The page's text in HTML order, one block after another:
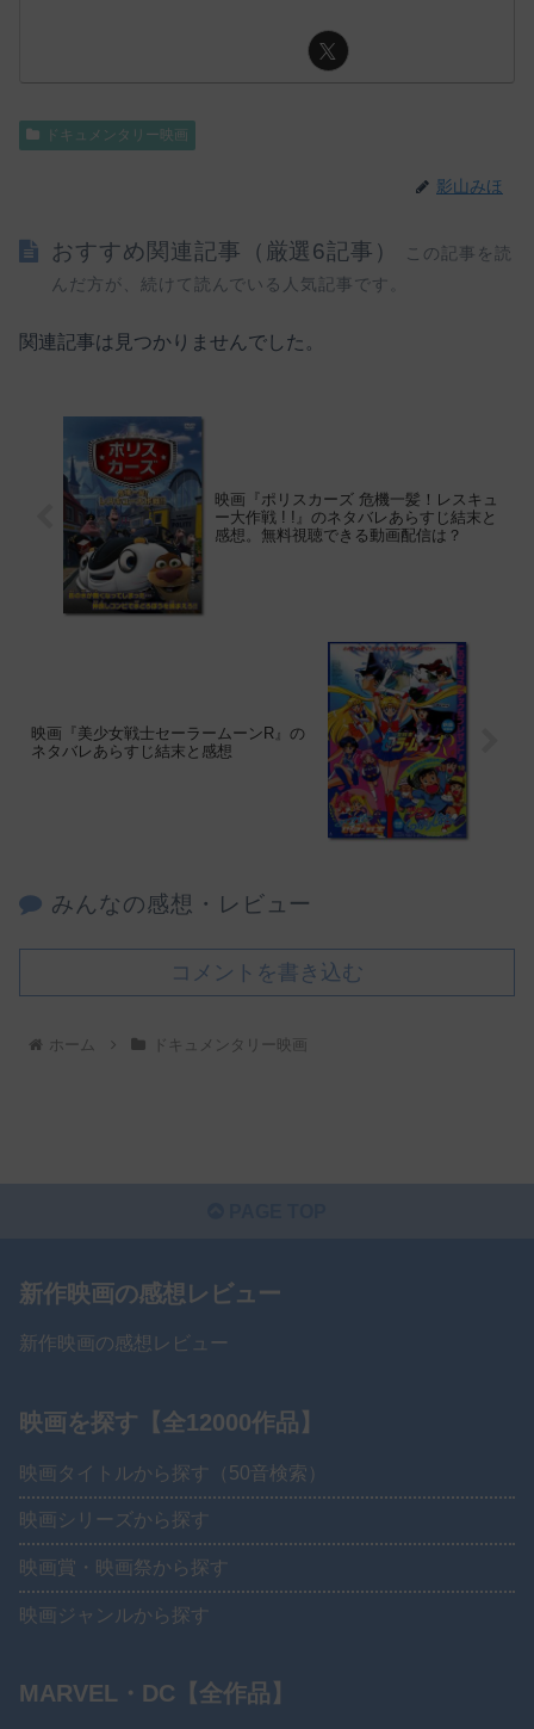
ドキュメンタリー映画
影山みほ
おすすめ関連記事（厳選6記事）
この記事を読
んだ方が、続けて読んでいる人気記事です。
関連記事は見つかりませんでした。
映画『ポリスカーズ 危機一髪！レスキュ
ー大作戦 ! !』のネタバレあらすじ結末と
感想。無料視聴できる動画配信は？
映画『美少女戦士セーラームーンR』の
ネタバレあらすじ結末と感想
みんなの感想・レビュー
コメントを書き込む
ホーム ドキュメンタリー映画
新作映画の感想レビュー
新作映画の感想レビュー
映画を探す【全12000作品】
映画タイトルから探す（50音検索）
映画シリーズから探す
映画賞・映画祭から探す
映画ジャンルから探す
MARVEL・DC【全作品】